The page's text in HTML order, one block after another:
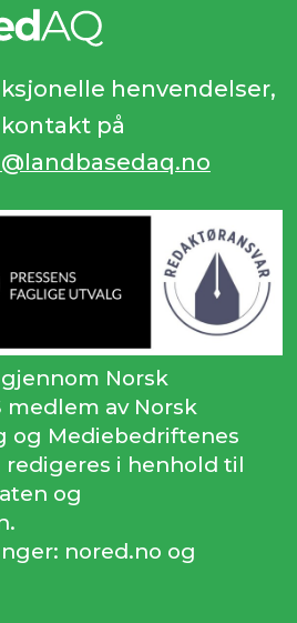
henvendelser,
på
Norsk
medlem av Norsk
og Mediebedriftenes
i henhold til
og
nored.no og